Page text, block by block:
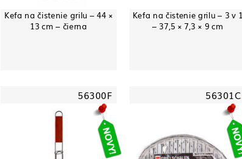
Kefa na čistenie grilu – 44 ×
13 cm – čierna
Kefa na čistenie grilu – 3 v 1
– 37,5 × 7,3 × 9 cm
56300F 56301C